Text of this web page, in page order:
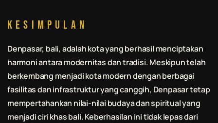
Kesimpulan
Denpasar, bali, adalah kota yang berhasil menciptakan
harmoni antara modernitas dan tradisi. Meskipun telah
berkembang menjadi kota modern dengan berbagai
fasilitas dan infrastruktur yang canggih, Denpasar tetap
mempertahankan nilai-nilai budaya dan spiritual yang
menjadi ciri khasbali. Keberhasilan ini tidak lepas dari